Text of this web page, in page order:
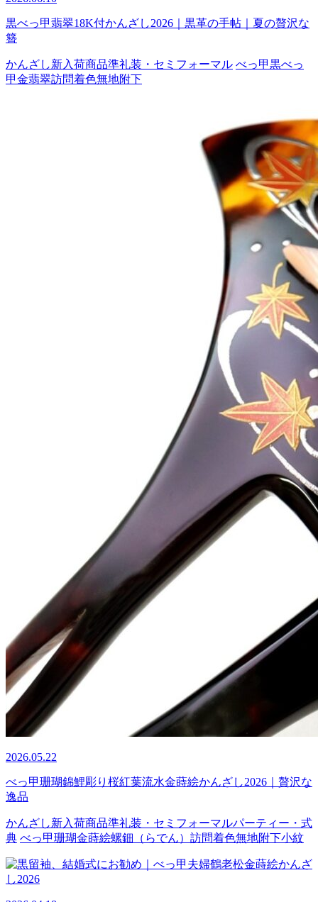
黒べっ甲翡翠18K付かんざし2026｜黒革の手帖｜夏の贅沢な
簪
かんざし新入荷商品準礼装・セミフォーマル べっ甲黒べっ
甲金翡翠訪問着色無地附下
2026.05.22
べっ甲珊瑚錦鯉彫り桜紅葉流水金蒔絵かんざし2026｜贅沢な
逸品
かんざし新入荷商品準礼装・セミフォーマルパーティー・式
典 べっ甲珊瑚金蒔絵螺鈿（らでん） 訪問着色無地附下小紋